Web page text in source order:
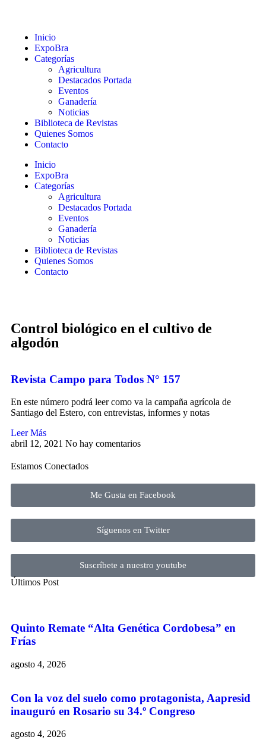
Inicio
ExpoBra
Categorías
Agricultura
Destacados Portada
Eventos
Ganadería
Noticias
Biblioteca de Revistas
Quienes Somos
Contacto
Inicio
ExpoBra
Categorías
Agricultura
Destacados Portada
Eventos
Ganadería
Noticias
Biblioteca de Revistas
Quienes Somos
Contacto
Control biológico en el cultivo de
algodón
Revista Campo para Todos N° 157
En este número podrá leer como va la campaña agrícola de
Santiago del Estero, con entrevistas, informes y notas
Leer Más
abril 12, 2021 No hay comentarios
Estamos Conectados
Me Gusta en Facebook
Síguenos en Twitter
Suscríbete a nuestro youtube
Últimos Post
Quinto Remate “Alta Genética Cordobesa” en
Frías
agosto 4, 2026
Con la voz del suelo como protagonista, Aapresid
inauguró en Rosario su 34.º Congreso
agosto 4, 2026